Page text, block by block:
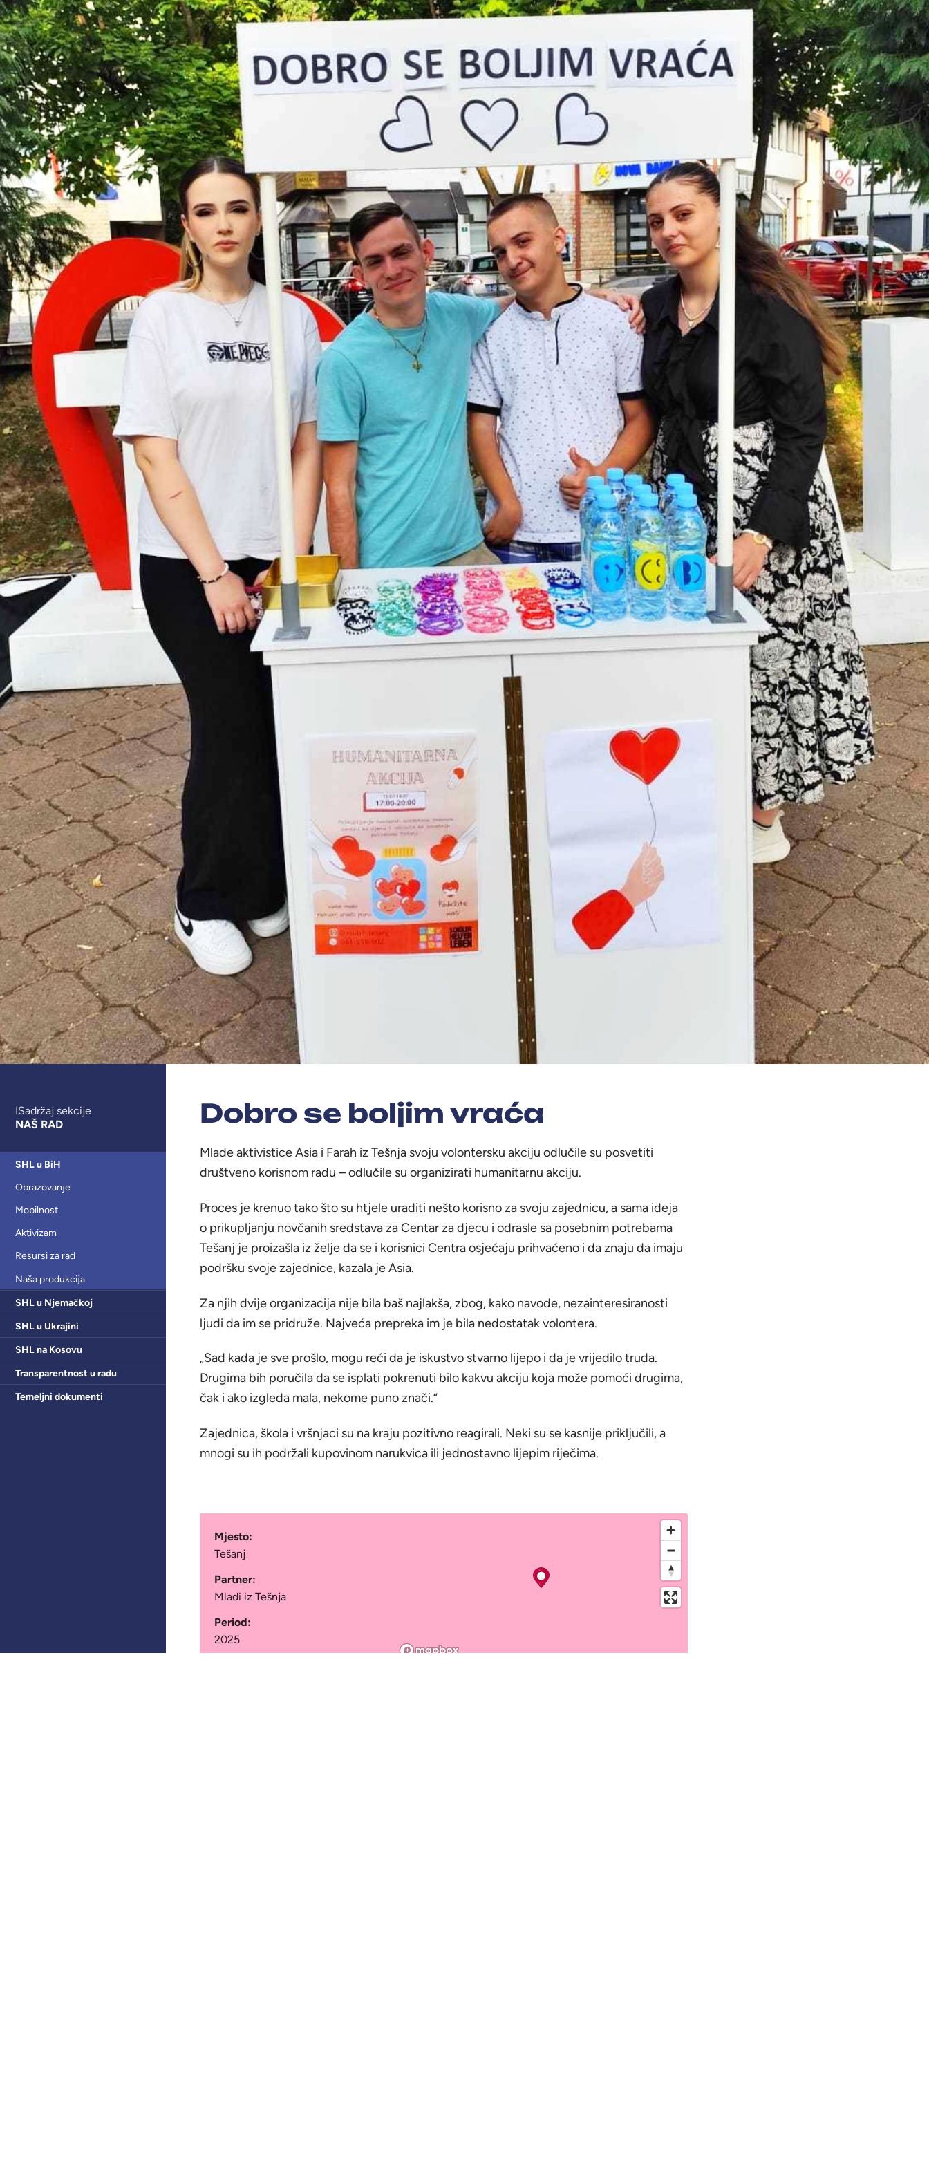
ISadržaj sekcije
NAŠ RAD
SHL u BiH
Obrazovanje
Mobilnost
Aktivizam
Resursi za rad
Naša produkcija
SHL u Njemačkoj
SHL u Ukrajini
SHL na Kosovu
Transparentnost u radu
Temeljni dokumenti
Dobro se boljim vraća
Mlade aktivistice Asia i Farah iz Tešnja svoju volontersku akciju odlučile su posvetiti
društveno korisnom radu – odlučile su organizirati humanitarnu akciju.
Proces je krenuo tako što su htjele uraditi nešto korisno za svoju zajednicu, a sama ideja
o prikupljanju novčanih sredstava za Centar za djecu i odrasle sa posebnim potrebama
Tešanj je proizašla iz želje da se i korisnici Centra osjećaju prihvaćeno i da znaju da imaju
podršku svoje zajednice, kazala je Asia.
Za njih dvije organizacija nije bila baš najlakša, zbog, kako navode, nezainteresiranosti
ljudi da im se pridruže. Najveća prepreka im je bila nedostatak volontera.
„Sad kada je sve prošlo, mogu reći da je iskustvo stvarno lijepo i da je vrijedilo truda.
Drugima bih poručila da se isplati pokrenuti bilo kakvu akciju koja može pomoći drugima,
čak i ako izgleda mala, nekome puno znači.“
Zajednica, škola i vršnjaci su na kraju pozitivno reagirali. Neki su se kasnije priključili, a
mnogi su ih podržali kupovinom narukvica ili jednostavno lijepim riječima.
Mjesto:
Tešanj
Partner:
Mladi iz Tešnja
Period:
2025